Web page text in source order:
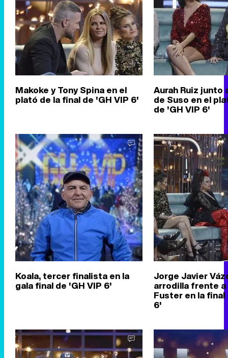
Makoke y Tony Spina en el
plató de la final de 'GH VIP 6'
Aurah Ruiz junto
de Suso en el
de 'GH VIP 6'
Koala, tercer finalista en la
gala final de 'GH VIP 6'
Jorge Javier
arrodilla frente a
Fuster en la final
6'